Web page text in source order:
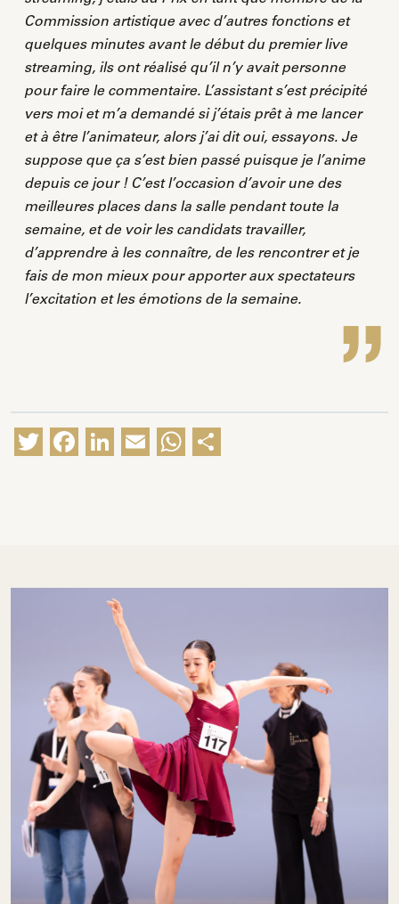
Commission artistique avec d’autres fonctions et
quelques minutes avant le début du premier live
streaming, ils ont réalisé qu’il n’y avait personne
pour faire le commentaire. L’assistant s’est précipité
vers moi et m’a demandé si j’étais prêt à me lancer
et à être l’animateur, alors j’ai dit oui, essayons. Je
suppose que ça s’est bien passé puisque je l’anime
depuis ce jour ! C’est l’occasion d’avoir une des
meilleures places dans la salle pendant toute la
semaine, et de voir les candidats travailler,
d’apprendre à les connaître, de les rencontrer et je
fais de mon mieux pour apporter aux spectateurs
l’excitation et les émotions de la semaine.
Twitter
Facebook
LinkedIn
EmailWhatsApp